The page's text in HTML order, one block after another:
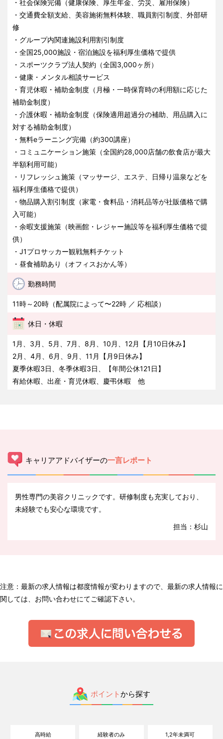
・社会保険完備（健康保険、厚生年金、労災、雇用保険）
・交通費全額支給、美容施術無料体験、職員割引制度、外部研
修
・グループ内関連施設利用割引制度
・全国25,000施設・宿泊施設を福利厚生価格で提供
・スポーツクラブ法人契約（全国3,000ヶ所）
・健康・メンタル相談サービス
・育児休暇・補助金制度（月極・一時保育時の利用額に応じた
補助金制度）
・介護休暇・補助金制度（保険適用超過分の補助、用品購入に
対する補助金制度）
・無料eラーニング完備（約300講座）
・コミュニケーション施策（全国約28,000店舗の飲食店が最大
半額利用可能）
・リフレッシュ施策（マッサージ、エステ、日帰り温泉などを
福利厚生価格で提供）
・物品購入割引制度（家電・食料品・消耗品等が社販価格で購
入可能）
・余暇支援施策（映画館・レジャー施設等を福利厚生価格で提
供）
・J1プロサッカー観戦無料チケット
・昼食補助あり（オフィスおかん等）
勤務時間
11時～20時（配属院によって〜22時 ／ 応相談）
休日・休暇
1月、3月、5月、7月、8月、10月、12月【月10日休み】
2月、4月、6月、9月、11月【月9日休み】
夏季休暇3日、冬季休暇3日、【年間公休121日】
有給休暇、出産・育児休暇、慶弔休暇 他
キャリアアドバイザーの一言レポート
男性専門の美容クリニックです。研修制度も充実しており、
未経験でも安心な環境です。
担当：杉山
注意：最新の求人情報は都度情報が変わりますので、最新の求人情報に
関しては、お問い合わせにてご確認下さい。
ポイントから探す
高時給 経験者のみ 1,2年未満可